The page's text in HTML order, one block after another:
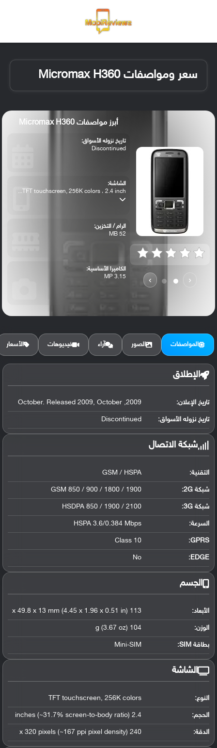
سعر ومواصفات Micromax H360
‹
›
أبرز مواصفات Micromax H360
تاريخ نزوله الأسواق:
Discontinued
الشاشة:
TFT touchscreen, 256K colors ، 2.4 inch...
الرام / التخزين:
52 MB
الكاميرا الأساسية:
3.15 MP
المواصفات الصور آراء فيديوهات الأسعار
الإطلاق
تاريخ الإعلان: 2009, October. Released 2009, October
تاريخ نزوله الأسواق: Discontinued
شبكة الاتصال
التقنية: GSM / HSPA
شبكة 2G: GSM 850 / 900 / 1800 / 1900
شبكة 3G :
HSDPA 850 / 1900 / 2100
السرعة: HSPA 3.6/0.384 Mbps
GPRS:
Class 10
EDGE:
No
الجسم
الأبعاد: 113 x 49.8 x 13 mm (4.45 x 1.96 x 0.51 in)
الوزن: 104 g (3.67 oz)
بطاقة SIM: Mini-SIM
الشاشة
النوع: TFT touchscreen, 256K colors
الحجم: 2.4 inches (~31.7% screen-to-body ratio)
الدقة: 240 x 320 pixels (~167 ppi pixel density)